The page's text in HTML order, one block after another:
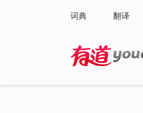
词典 翻译